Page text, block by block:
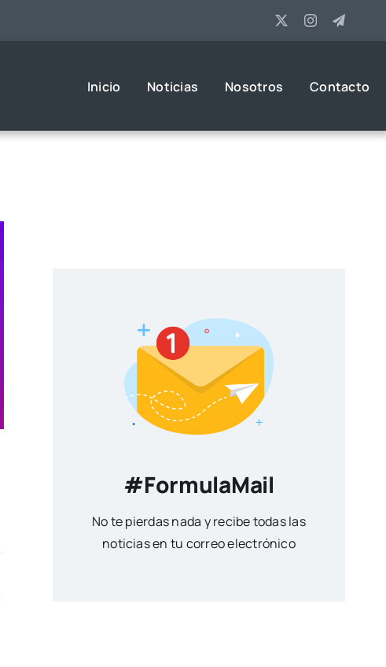
Inicio Noticias Nosotros Contacto
#FormulaMail
No te pierdas nada y recibe todas las
noticias en tu correo electrónico